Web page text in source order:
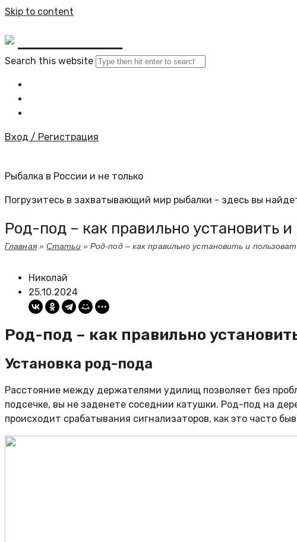
Skip to content
Search this website
Вход / Регистрация
Рыбалка в России и не только
Погрузитесь в захватывающий мир рыбалки - здесь вы
Род-под – как правильно установить и
Главная»Статьи» Род-под – как правильно установить и
Николай
25.10.2024
Род-под – как правильно
Установка род-пода
Расстояние между держателями удилищ позволяет без
подсечке, вы не заденете соседнии катушки. Род-под на
происходит срабатывания сигнализаторов, как это часто